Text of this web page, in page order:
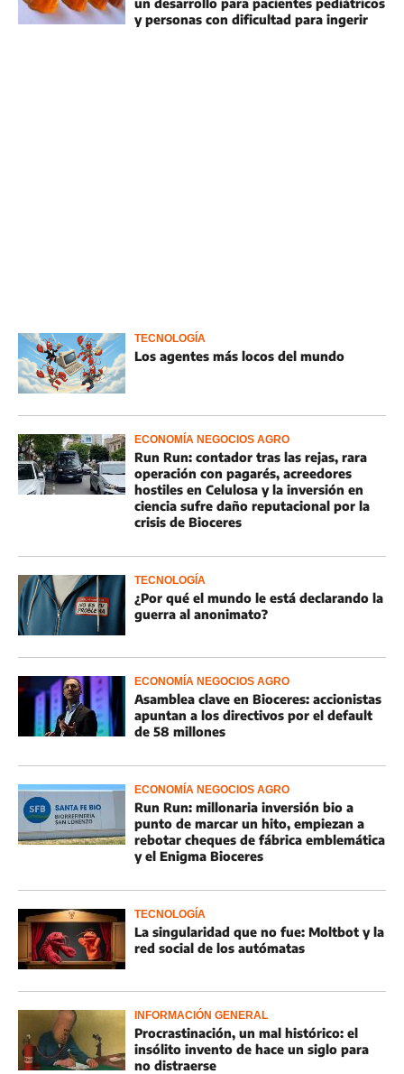
un desarrollo para pacientes pediátricos
y personas con dificultad para ingerir
TECNOLOGÍA
Los agentes más locos del mundo
ECONOMÍA NEGOCIOS AGRO
Run Run: contador tras las rejas, rara
operación con pagarés, acreedores
hostiles en Celulosa y la inversión en
ciencia sufre daño reputacional por la
crisis de Bioceres
TECNOLOGÍA
¿Por qué el mundo le está declarando la
guerra al anonimato?
ECONOMÍA NEGOCIOS AGRO
Asamblea clave en Bioceres: accionistas
apuntan a los directivos por el default
de 58 millones
ECONOMÍA NEGOCIOS AGRO
Run Run: millonaria inversión bio a
punto de marcar un hito, empiezan a
rebotar cheques de fábrica emblemática
y el Enigma Bioceres
TECNOLOGÍA
La singularidad que no fue: Moltbot y la
red social de los autómatas
INFORMACIÓN GENERAL
Procrastinación, un mal histórico: el
insólito invento de hace un siglo para
no distraerse